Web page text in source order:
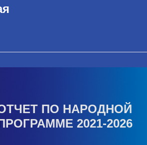
ПО НАРОДНОЙ
2021-2026